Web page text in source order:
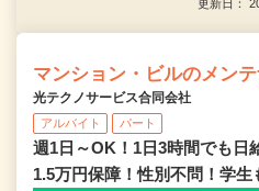
更新日：
マンション・ビルのメン
光テクノサービス合同会社
アルバイト パート
週1日～OK！1日3時間でも日
1.5万円保障！性別不問！学生